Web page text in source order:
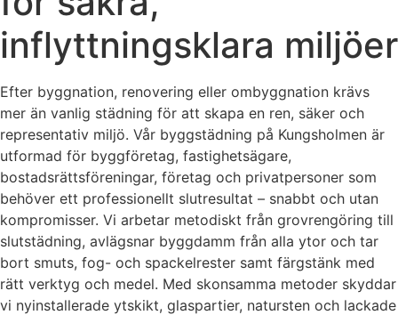
inflyttningsklara miljöer
Efter byggnation, renovering eller ombyggnation krävs
mer än vanlig städning för att skapa en ren, säker och
representativ miljö. Vår byggstädning på Kungsholmen är
utformad för byggföretag, fastighetsägare,
bostadsrättsföreningar, företag och privatpersoner som
behöver ett professionellt slutresultat – snabbt och utan
kompromisser. Vi arbetar metodiskt från grovrengöring till
slutstädning, avlägsnar byggdamm från alla ytor och tar
bort smuts, fog- och spackelrester samt färgstänk med
rätt verktyg och medel. Med skonsamma metoder skyddar
vi nyinstallerade ytskikt, glaspartier, natursten och lackade